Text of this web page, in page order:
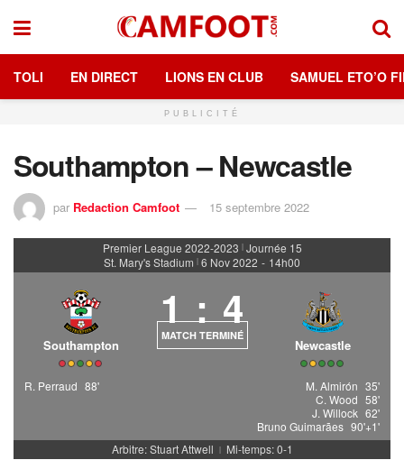
TOLI EN DIRECT LIONS EN CLUB SAMUEL ETO’O
PUBLICITÉ
Southampton – Newcastle
par Redaction Camfoot 15 septembre 2022
Premier League 2022-2023 | Journée 15
St. Mary's Stadium | 6 Nov 2022 - 14h00
Southampton
1 : 4
MATCH TERMINÉ
Newcastle
R. Perraud 88' M. Almirón 35'
C. Wood 58'
J. Willock 62'
Bruno Guimarães 90'+1'
Arbitre: Stuart Attwell
| Mi-temps: 0-1